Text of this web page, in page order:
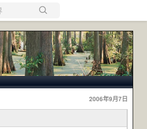
当前博客
2006年9月7日